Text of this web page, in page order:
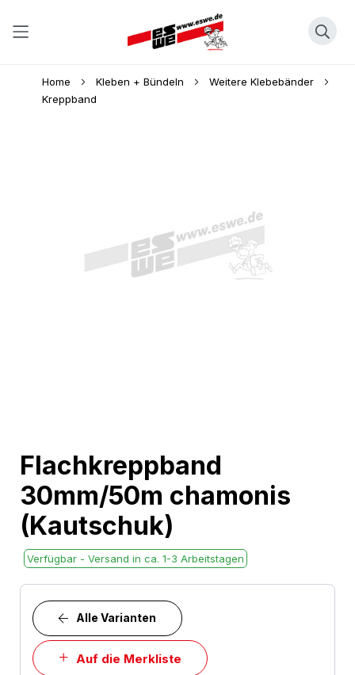
Home Kleben + Bündeln
Weitere Klebebänder
Kreppband
to
the
beginning
of
the
gallery
Flachkreppband
30mm/50m chamonis
(Kautschuk)
Verfügbar - Versand in ca. 1-3 Arbeitstagen
Auf die Merkliste
Alle Varianten